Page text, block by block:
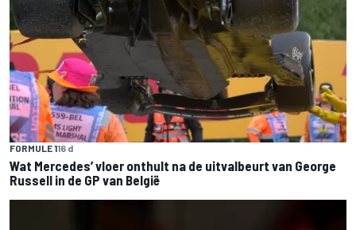
FORMULE 116 d
Wat Mercedes’ vloer onthult na de uitvalbeurt van George
Russell in de GP van België